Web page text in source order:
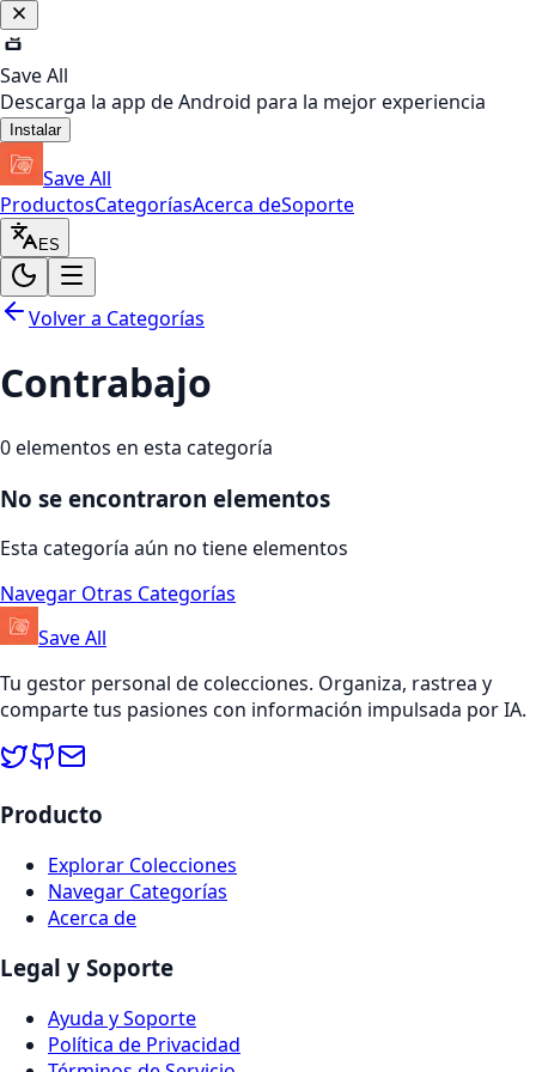
Save All
Descarga la app de Android para la mejor experiencia
Instalar
Save All
ProductosCategoríasAcerca deSoporte
ES
Volver a Categorías
Contrabajo
0elementos en esta categoría
No se encontraron elementos
Esta categoría aún no tiene elementos
Navegar Otras Categorías
Save All
Tu gestor personal de colecciones. Organiza, rastrea y
comparte tus pasiones con información impulsada por IA.
Producto
Explorar Colecciones
Navegar Categorías
Acerca de
Legal y Soporte
Ayuda y Soporte
Política de Privacidad